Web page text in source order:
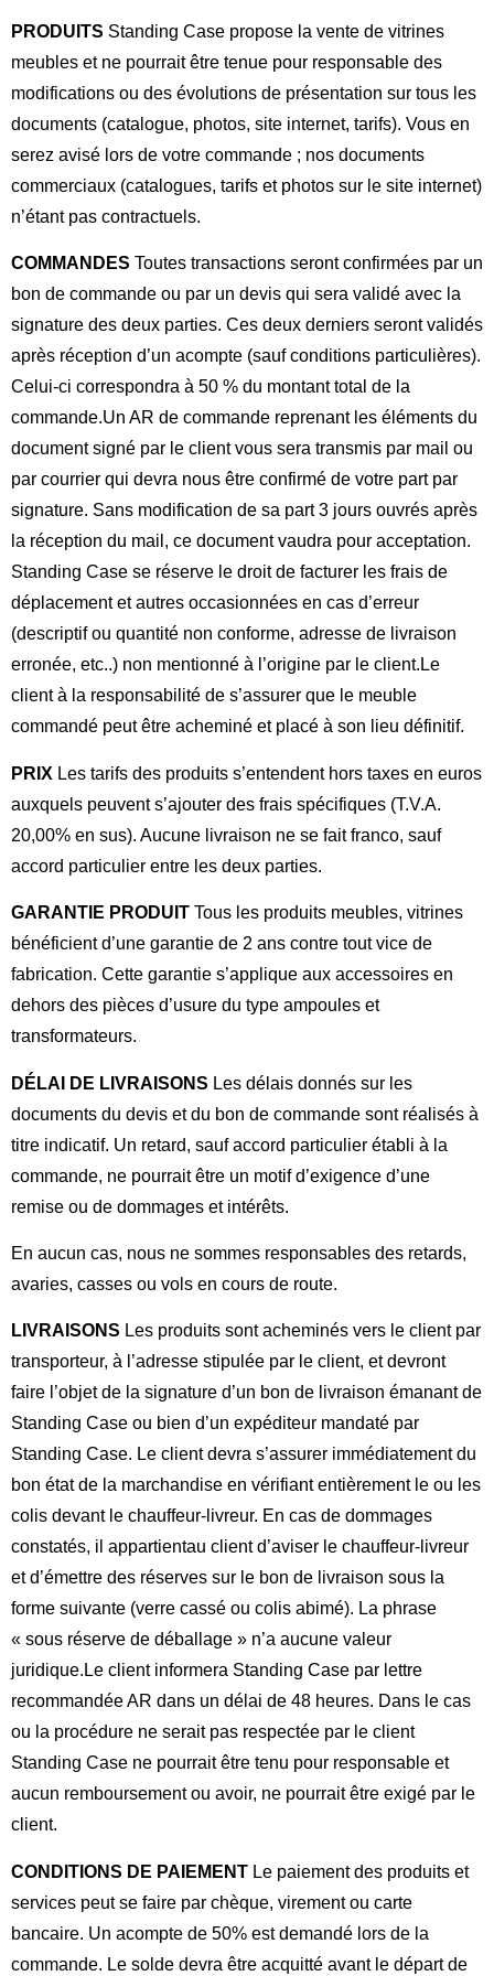
PRODUITS Standing Case propose la vente de vitrines
meubles et ne pourrait être tenue pour responsable des
modifications ou des évolutions de présentation sur tous les
documents (catalogue, photos, site internet, tarifs). Vous en
serez avisé lors de votre commande ; nos documents
commerciaux (catalogues, tarifs et photos sur le site internet)
n’étant pas contractuels.
COMMANDES Toutes transactions seront confirmées par un
bon de commande ou par un devis qui sera validé avec la
signature des deux parties. Ces deux derniers seront validés
après réception d’un acompte (sauf conditions particulières).
Celui-ci correspondra à 50 % du montant total de la
commande.Un AR de commande reprenant les éléments du
document signé par le client vous sera transmis par mail ou
par courrier qui devra nous être confirmé de votre part par
signature. Sans modification de sa part 3 jours ouvrés après
la réception du mail, ce document vaudra pour acceptation.
Standing Case se réserve le droit de facturer les frais de
déplacement et autres occasionnées en cas d’erreur
(descriptif ou quantité non conforme, adresse de livraison
erronée, etc..) non mentionné à l’origine par le client. Le
client à la responsabilité de s’assurer que le meuble
commandé peut être acheminé et placé à son lieu définitif.
PRIX Les tarifs des produits s’entendent hors taxes en euros
auxquels peuvent s’ajouter des frais spécifiques (T.V.A.
20,00% en sus). Aucune livraison ne se fait franco, sauf
accord particulier entre les deux parties.
GARANTIE PRODUIT Tous les produits meubles, vitrines
bénéficient d’une garantie de 2 ans contre tout vice de
fabrication. Cette garantie s’applique aux accessoires en
dehors des pièces d’usure du type ampoules et
transformateurs.
DÉLAI DE LIVRAISONS Les délais donnés sur les
documents du devis et du bon de commande sont réalisés à
titre indicatif. Un retard, sauf accord particulier établi à la
commande, ne pourrait être un motif d’exigence d’une
remise ou de dommages et intérêts.
En aucun cas, nous ne sommes responsables des retards,
avaries, casses ou vols en cours de route.
LIVRAISONS Les produits sont acheminés vers le client par
transporteur, à l’adresse stipulée par le client, et devront
faire l’objet de la signature d’un bon de livraison émanant de
Standing Case ou bien d’un expéditeur mandaté par
Standing Case. Le client devra s’assurer immédiatement du
bon état de la marchandise en vérifiant entièrement le ou les
colis devant le chauffeur-livreur. En cas de dommages
constatés, il appartientau client d’aviser le chauffeur-livreur
et d’émettre des réserves sur le bon de livraison sous la
forme suivante (verre cassé ou colis abimé). La phrase
« sous réserve de déballage » n’a aucune valeur
juridique. Le client informera Standing Case par lettre
recommandée AR dans un délai de 48 heures. Dans le cas
ou la procédure ne serait pas respectée par le client
Standing Case ne pourrait être tenu pour responsable et
aucun remboursement ou avoir, ne pourrait être exigé par le
client.
CONDITIONS DE PAIEMENT Le paiement des produits et
services peut se faire par chèque, virement ou carte
bancaire. Un acompte de 50% est demandé lors de la
commande. Le solde devra être acquitté avant le départ de